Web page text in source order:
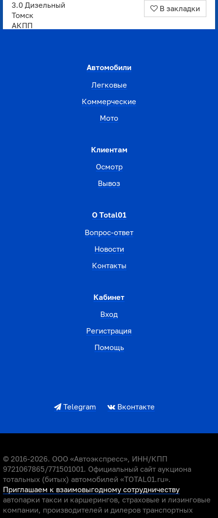
3.0 Дизельный
Томск
АКПП
В закладки
Автомобили
Легковые
Коммерческие
Мото
Клиентам
Осмотр
Вывоз
О Total01
Вопрос-ответ
Новости
Контакты
Кабинет
Вход
Регистрация
Помощь
Telegram Вконтакте
© 2016-2026. ООО «Автоэкспресс», ИНН/КПП
9721067865/771501001. Официальный сайт аукциона
тотальных (битых) автомобилей «TOTAL01.ru».
Приглашаем к взаимовыгодному сотрудничеству
автопарки такси и каршерингов, страховые и лизинговые
компании, производителей и дилеров транспортных